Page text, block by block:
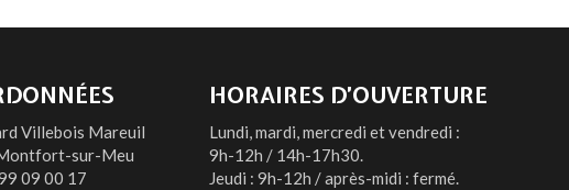
Villebois Mareuil
sur-Meu
09 00 17
HORAIRES D’OUVERTURE
Lundi, mardi, mercredi et vendredi :
9h-12h / 14h-17h30.
Jeudi : 9h-12h / après-midi : fermé.